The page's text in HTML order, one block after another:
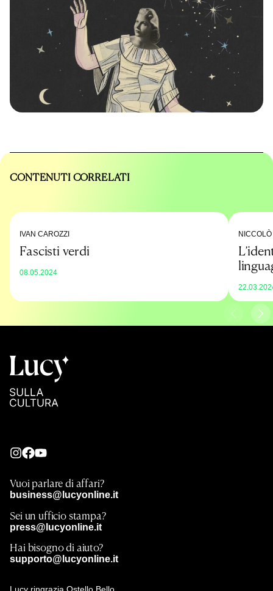
CONTENUTI CORRELATI
IVAN CAROZZI
Fascisti verdi
08.05.2024
Vuoi parlare di affari?
business@lucyonline.it
Sei un ufficio stampa?
press@lucyonline.it
Hai bisogno di aiuto?
supporto@lucyonline.it